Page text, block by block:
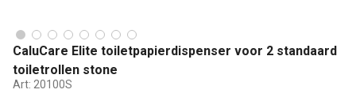
CaluCare Elite toiletpapierdispenser voor 2 standaard
toiletrollen stone
Art: 20100S